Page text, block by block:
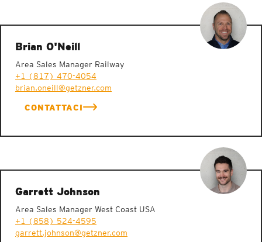
Brian O'Neill
Area Sales Manager Railway
+1 (817) 470-4054
brian.oneill@getzner.com
CONTATTACI
Garrett Johnson
Area Sales Manager West Coast USA
+1 (858) 524-4595
garrett.johnson@getzner.com